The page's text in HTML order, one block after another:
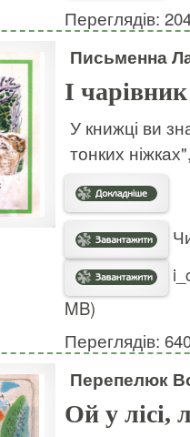
Переглядів:
Письменна
І
У книжці ви
тонких
MB)
Переглядів:
Перепелюк
Ой у лісі,